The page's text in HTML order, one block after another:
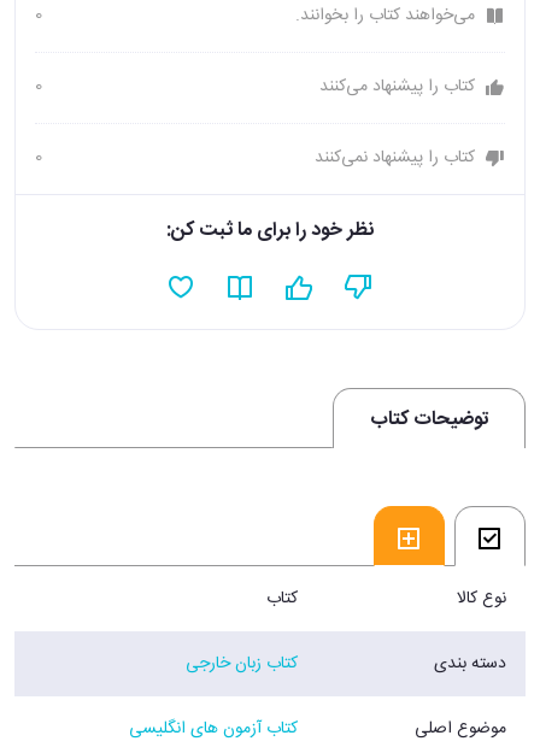
می‌خواهند کتاب را بخوانند. 0
کتاب را پیشنهاد می‌کنند 0
کتاب را پیشنهاد نمی‌کنند 0
نظر خود را برای ما ثبت کن:
توضیحات کتاب
نوع کالا کتاب
دسته بندی کتاب زبان خارجی
موضوع اصلی کتاب آزمون های انگلیسی